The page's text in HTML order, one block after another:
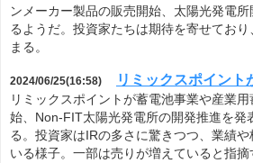
ンメーカー製品の販売開始、太陽光発電
るようだ。投資家たちは期待を寄せてお
まる。
2024/06/25(16:58) リミックスポイント
リミックスポイントが蓄電池事業や産業
始、Non-FIT太陽光発電所の開発推進を発
る。投資家はIRの多さに驚きつつ、業績
いる様子。一部は売りが増えていると指